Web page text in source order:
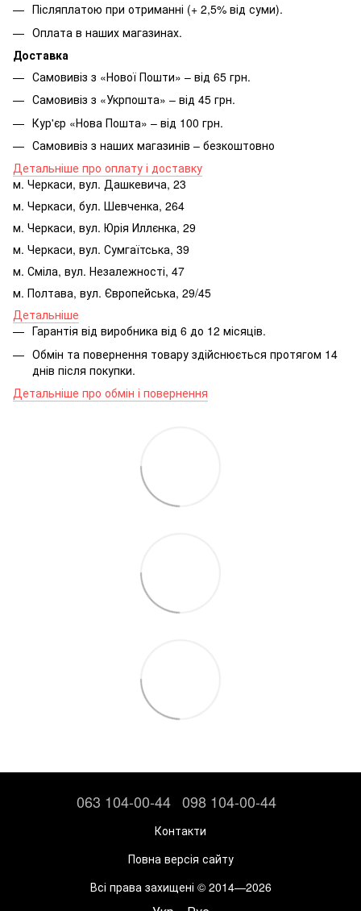
Післяплатою при отриманні (+ 2,5% від суми).
Оплата в наших магазинах.
Доставка
Самовивіз з «Нової Пошти» – від 65 грн.
Самовивіз з «Укрпошта» – від 45 грн.
Кур'єр «Нова Пошта» – від 100 грн.
Самовивіз з наших магазинів – безкоштовно
Детальніше про оплату і доставку
м. Черкаси, вул. Дашкевича, 23
м. Черкаси, бул. Шевченка, 264
м. Черкаси, вул. Юрія Иллєнка, 29
м. Черкаси, вул. Сумгаїтська, 39
м. Сміла, вул. Незалежності, 47
м. Полтава, вул. Європейська, 29/45
Детальніше
Гарантія від виробника від 6 до 12 місяців.
Обмін та повернення товару здійснюється протягом 14
днів після покупки.
Детальніше про обмін і повернення
063 104-00-44 098 104-00-44
Контакти
Повна версія сайту
Всі права захищені © 2014—2026